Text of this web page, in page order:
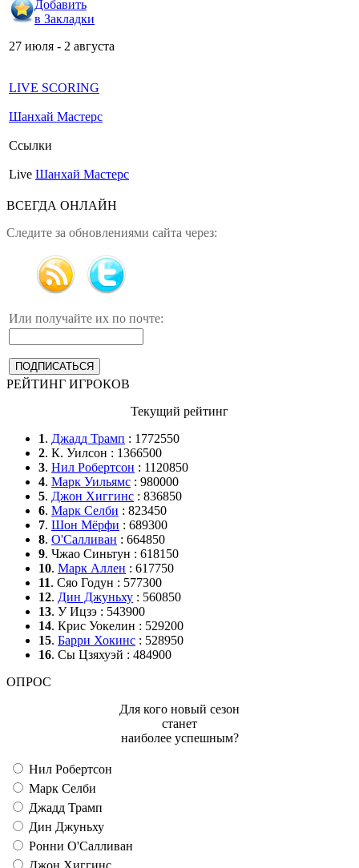
Добавить
в Закладки
27 июля - 2 августа
LIVE SCORING
Шанхай Мастерс
Ссылки
Live Шанхай Мастерс
ВСЕГДА ОНЛАЙН
Следите за обновлениями сайта через:
Или получайте их по почте:
РЕЙТИНГ ИГРОКОВ
Текущий рейтинг
1. Джадд Трамп : 1772550
2. К. Уилсон : 1366500
3. Нил Робертсон : 1120850
4. Марк Уильямс : 980000
5. Джон Хиггинс : 836850
6. Марк Селби : 823450
7. Шон Мёрфи : 689300
8. О'Салливан : 664850
9. Чжао Синьтун : 618150
10. Марк Аллен : 617750
11. Сяо Годун : 577300
12. Дин Джуньху : 560850
13. У Ицзэ : 543900
14. Крис Уокелин : 529200
15. Барри Хокинс : 528950
16. Сы Цзяхуэй : 484900
ОПРОС
Для кого новый сезон
станет
наиболее успешным?
Нил Робертсон
Марк Селби
Джадд Трамп
Дин Джуньху
Ронни О'Салливан
Джон Хиггинс